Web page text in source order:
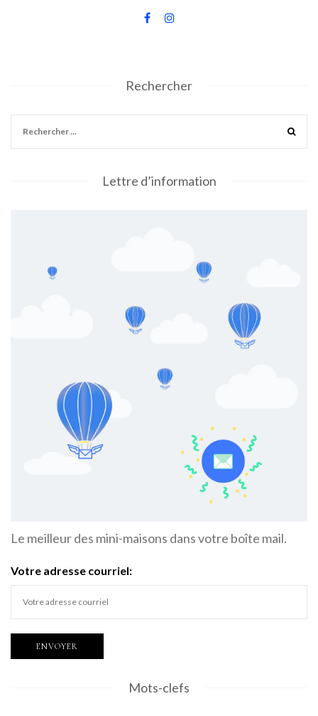
Rechercher
Lettre d’information
Le meilleur des mini-maisons dans votre boîte mail.
Votre adresse courriel:
Mots-clefs